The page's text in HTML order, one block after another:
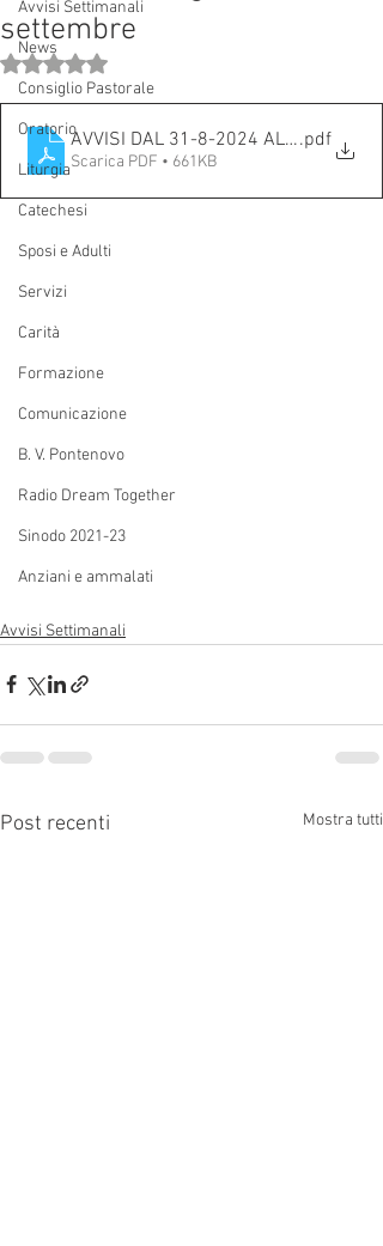
Avvisi Settimanali
News
Consiglio Pastorale
Oratorio
Liturgia
Catechesi
Sposi e Adulti
Servizi
Carità
Formazione
Comunicazione
B. V. Pontenovo
Radio Dream Together
Sinodo 2021-23
Anziani e ammalati
settembre
Valutazione NaN stelle su 5.
AVVISI DAL 31-8-2024 AL 8-9-2024
.pdf
Scarica PDF • 661KB
Avvisi Settimanali
Post recenti Mostra tutti